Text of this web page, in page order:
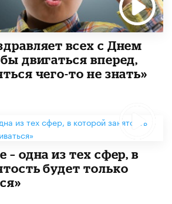
всех с Днем
двигаться вперед,
чего-то не знать»
– одна из тех сфер, в
будет только